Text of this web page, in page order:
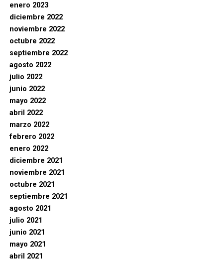
enero 2023
diciembre 2022
noviembre 2022
octubre 2022
septiembre 2022
agosto 2022
julio 2022
junio 2022
mayo 2022
abril 2022
marzo 2022
febrero 2022
enero 2022
diciembre 2021
noviembre 2021
octubre 2021
septiembre 2021
agosto 2021
julio 2021
junio 2021
mayo 2021
abril 2021